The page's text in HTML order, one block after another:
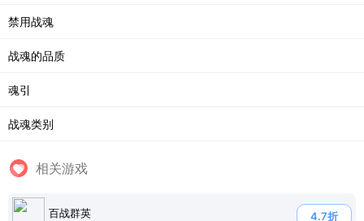
禁用战魂
战魂的品质
魂引
战魂类别
相关游戏
百战群英 4.7折